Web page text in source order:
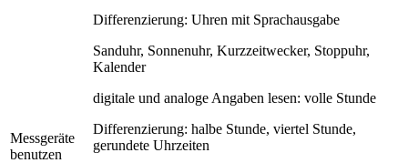
Messgeräte
benutzen
Differenzierung: Uhren mit Sprachausgabe
Sanduhr, Sonnenuhr, Kurzzeitwecker, Stoppuhr,
Kalender
digitale und analoge Angaben lesen: volle Stunde
Differenzierung: halbe Stunde, viertel Stunde,
gerundete Uhrzeiten